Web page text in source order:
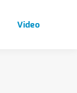
Video